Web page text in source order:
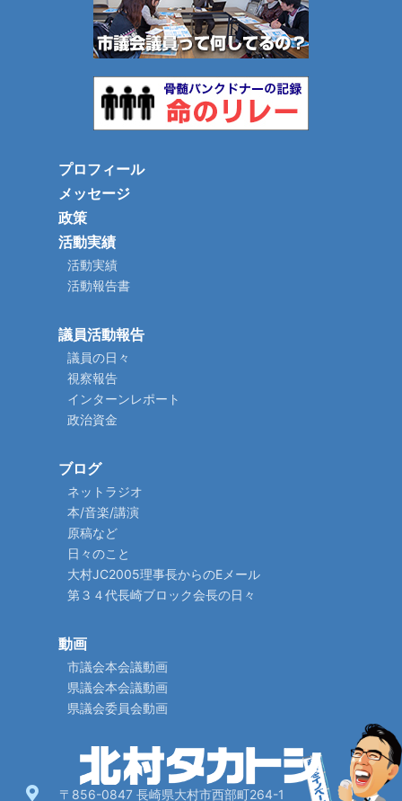
プロフィール
メッセージ
政策
活動実績
活動実績
活動報告書
議員活動報告
議員の日々
視察報告
インターンレポート
政治資金
ブログ
ネットラジオ
本/音楽/講演
原稿など
日々のこと
大村JC2005理事長からのEメール
第３４代長崎ブロック会長の日々
動画
市議会本会議動画
県議会本会議動画
県議会委員会動画
〒856-0847 長崎県大村市西部町264-1